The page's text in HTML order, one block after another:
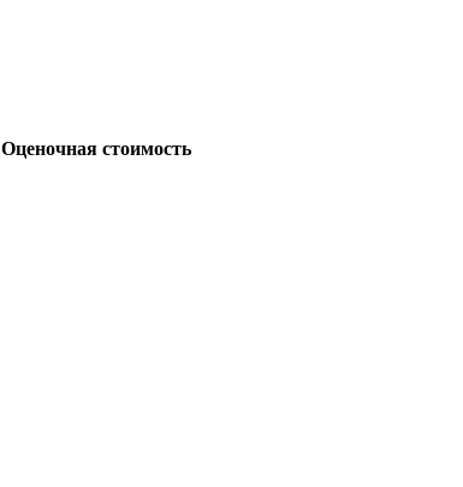
Оценочная стоимость